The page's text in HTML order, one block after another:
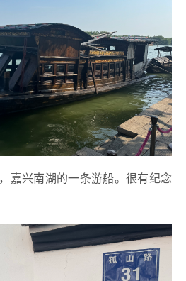
嘉兴南湖的一条游船。很有纪念